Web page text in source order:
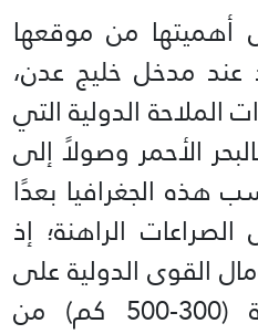
من موقعها
عند مدخل خليج عدن،
الدولية التي
الأحمر وصولاً إلى
هذه الجغرافيا بعدًا
الراهنة؛ إذ
القوى الدولية على
مسافة تماس قريبة (300-500 كم) من